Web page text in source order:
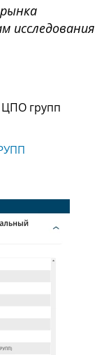
исследования
ЦПО групп